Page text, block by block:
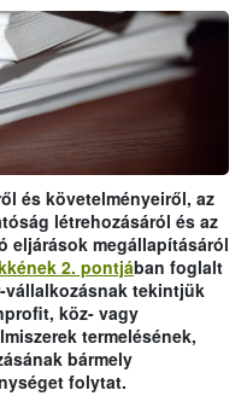
és követelményeiről, az
létrehozásáról és az
eljárások megállapításáról
2. pontjában foglalt
vállalkozásnak tekintjük
köz- vagy
termelésének,
bármely
folytat.